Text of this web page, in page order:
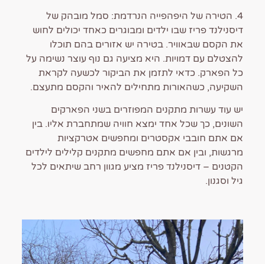
4. הטירה של היפהפייה הנרדמת: סמל מובהק של
דיסנילנד פריז שבו ילדים ומבוגרים כאחד יכולים לחוש
את הקסם שבאוויר. בטירה יש אזורים בהם תוכלו
להצטלם עם דמויות. היא מציעה גם נוף עוצר נשימה על
כל הפארק. כדאי לתזמן את הביקור לכשעה לקראת
השקיעה, כשהאורות מתחילים להאיר והקסם מתעצם.
יש עוד עשרות מתקנים המפוזרים בשני הפארקים
השונים, כך שכל אחד ימצא חוויה שמתחברת אליו. בין
אם אתם חובבי אקסטרים ומחפשים אטרקציות
מרגשות, ובין אם אתם מחפשים מתקנים קלילים לילדים
הקטנים – דיסנילנד פריז מציע מגוון רחב שיתאים לכל
גיל וסגנון.